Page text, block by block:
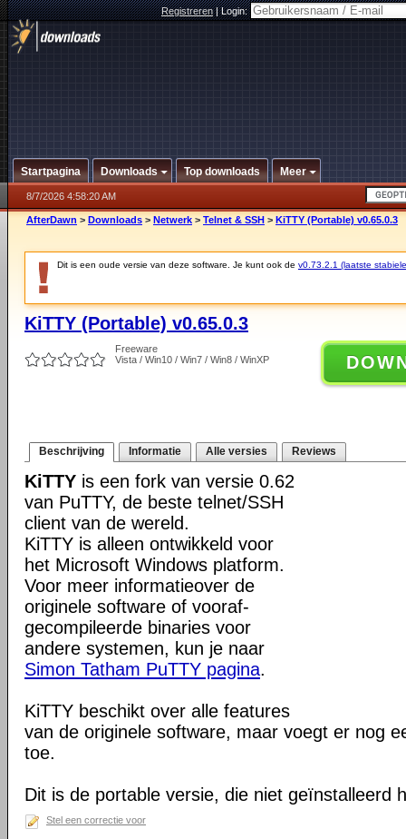
Registreren|Login:
Startpagina Downloads Top downloads Meer
8/7/2026 4:58:20 AM
AfterDawn > Downloads > Netwerk > Telnet & SSH > KiTTY (Portable) v0.65.0.3
Dit is een oude versie van deze software. Je kunt ook de v0.73.2.1 (laatste
KiTTY (Portable) v0.65.0.3
Freeware
Vista / Win10 / Win7 / Win8 / WinXP
Beschrijving Informatie Alle versies Reviews
KiTTY is een fork van versie 0.62
van PuTTY, de beste telnet/SSH
client van de wereld.
KiTTY is alleen ontwikkeld voor
het Microsoft Windows platform.
Voor meer informatieover de
originele software of vooraf-
gecompileerde binaries voor
andere systemen, kun je naar
Simon Tatham PuTTY pagina.
KiTTY beschikt over alle features
van de originele software, maar voegt er nog
toe.
Dit is de portable versie, die niet geïnstalleerd
Stel een correctie voor